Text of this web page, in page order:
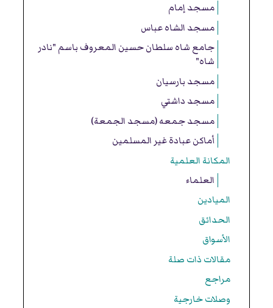
مسجد إمام
مسجد الشاه عباس
جامع شاه سلطان حسين المعروف باسم "نادر
شاه"
مسجد بارسيان
مسجد داشتي
مسجد جمعه (مسجد الجمعة)
أماكن عبادة غير المسلمين
المكانة العلمية
العلماء
الميادين
الحدائق
الأسواق
مقالات ذات صلة
مراجع
وصلات خارجية